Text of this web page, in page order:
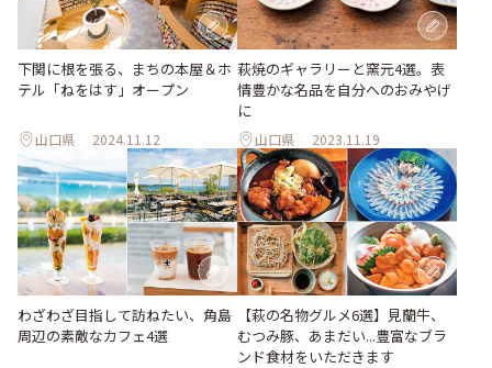
下関に根を張る、まちの本屋＆ホ
テル「ねをはす」オープン
山口県 2024.11.12
萩焼のギャラリーと窯元4選。表
情豊かな名品を自分へのおみやげ
に
山口県 2023.11.19
わざわざ目指して訪ねたい、角島
周辺の素敵なカフェ4選
【萩の名物グルメ6選】見蘭牛、
むつみ豚、あまだい...豊富なブラ
ンド食材をいただきます